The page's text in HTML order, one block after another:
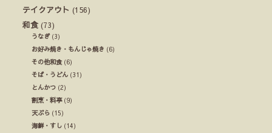
テイクアウト (156)
和食 (73)
うなぎ(3)
お好み焼き・もんじゃ焼き (6)
その他和食(6)
そば・うどん (31)
とんかつ (2)
割烹・料亭(9)
天ぷら (15)
海鮮・すし (14)